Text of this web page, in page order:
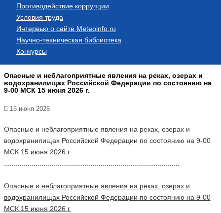
Противодействие коррупции
Условия труда
Интервью о сайте Meteoinfo.ru
Научно-техническая библиотека
Конкурсы
Опасные и неблагоприятные явления на реках, озерах и
водохранилищах Российской Федерации по состоянию на
9-00 МСК 15 июня 2026 г.
15 июня 2026
Опасные и неблагоприятные явления на реках, озерах и
водохранилищах Российской Федерации по состоянию на 9-00
МСК 15 июня 2026 г.
Опасные и неблагоприятные явления на реках, озерах и
водохранилищах Российской Федерации по состоянию на 9-00
МСК 15 июня 2026 г.